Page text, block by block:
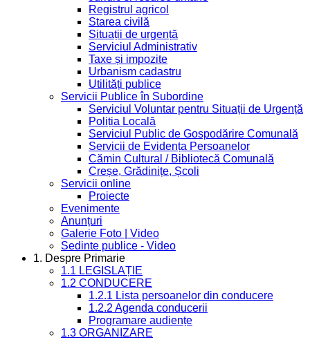
Registrul agricol
Starea civilă
Situații de urgență
Serviciul Administrativ
Taxe și impozite
Urbanism cadastru
Utilități publice
Servicii Publice în Subordine
Serviciul Voluntar pentru Situații de Urgență
Poliția Locală
Serviciul Public de Gospodărire Comunală
Servicii de Evidența Persoanelor
Cămin Cultural / Bibliotecă Comunală
Creșe, Grădinițe, Școli
Servicii online
Proiecte
Evenimente
Anunțuri
Galerie Foto | Video
Sedinte publice - Video
1. Despre Primarie
1.1 LEGISLAȚIE
1.2 CONDUCERE
1.2.1 Lista persoanelor din conducere
1.2.2 Agenda conducerii
Programare audiențe
1.3 ORGANIZARE